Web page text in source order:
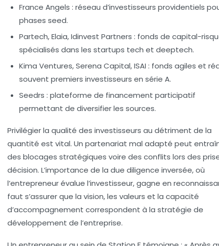
France Angels : réseau d’investisseurs providentiels
phases seed.
Partech, Elaia, Idinvest Partners : fonds de capital-
spécialisés dans les startups tech et deeptech.
Kima Ventures, Serena Capital, ISAI : fonds agiles et
souvent premiers investisseurs en série A.
Seedrs : plateforme de financement participatif
permettant de diversifier les sources.
Privilégier la qualité des investisseurs au détriment de la
quantité est vital. Un partenariat mal adapté peut
des blocages stratégiques voire des conflits lors des
décision. L’importance de la due diligence inversée, où
l’entrepreneur évalue l’investisseur, gagne en
faut s’assurer que la vision, les valeurs et la capacité
d’accompagnement correspondent à la stratégie de
développement de l’entreprise.